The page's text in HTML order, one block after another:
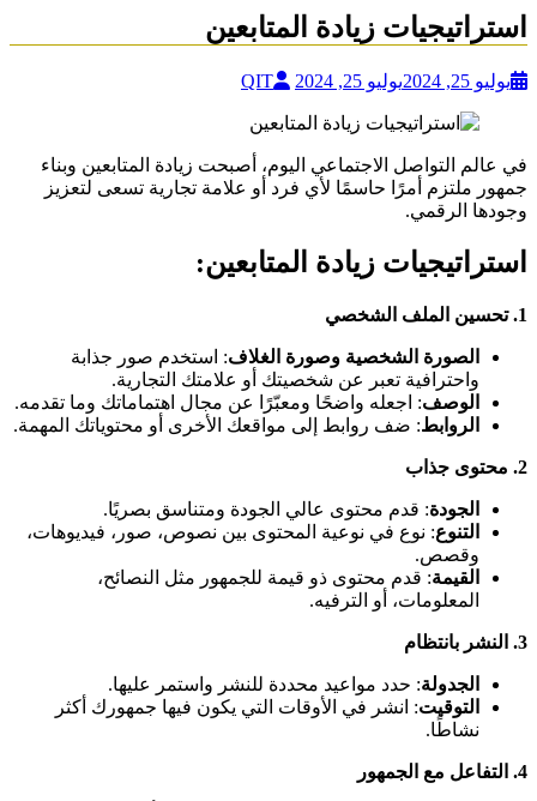
استراتيجيات زيادة المتابعين
يوليو 25, 2024 يوليو 25, 2024 QIT
في عالم التواصل الاجتماعي اليوم، أصبحت زيادة المتابعين وبناء
جمهور ملتزم أمرًا حاسمًا لأي فرد أو علامة تجارية تسعى لتعزيز
وجودها الرقمي.
استراتيجيات زيادة المتابعين:
1. تحسين الملف الشخصي
الصورة الشخصية وصورة الغلاف: استخدم صور جذابة
واحترافية تعبر عن شخصيتك أو علامتك التجارية.
الوصف: اجعله واضحًا ومعبّرًا عن مجال اهتماماتك وما تقدمه.
الروابط: ضف روابط إلى مواقعك الأخرى أو محتوياتك المهمة.
2. محتوى جذاب
الجودة: قدم محتوى عالي الجودة ومتناسق بصريًا.
التنوع: نوع في نوعية المحتوى بين نصوص، صور، فيديوهات،
وقصص.
القيمة: قدم محتوى ذو قيمة للجمهور مثل النصائح،
المعلومات، أو الترفيه.
3. النشر بانتظام
الجدولة: حدد مواعيد محددة للنشر واستمر عليها.
التوقيت: انشر في الأوقات التي يكون فيها جمهورك أكثر
نشاطًا.
4. التفاعل مع الجمهور